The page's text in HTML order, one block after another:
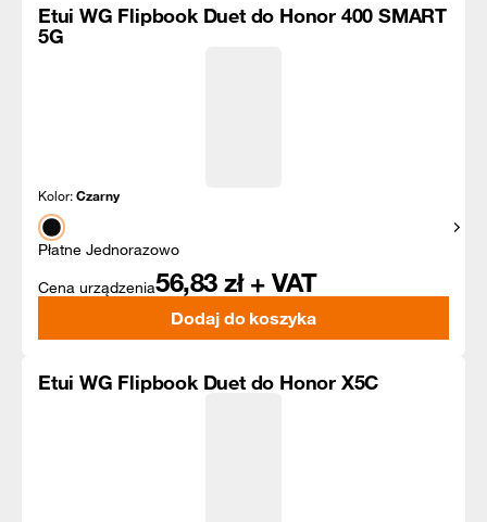
Etui WG Flipbook Duet do Honor 400 SMART
5G
Kolor:Czarny
Płatne Jednorazowo
Cena urządzenia56,83 zł + VAT
Dodaj do koszyka
Etui WG Flipbook Duet do Honor X5C